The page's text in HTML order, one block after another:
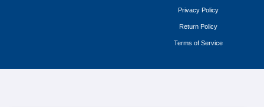
Privacy Policy
Return Policy
Terms of Service